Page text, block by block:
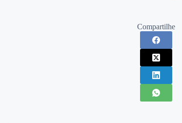
Compartilhe